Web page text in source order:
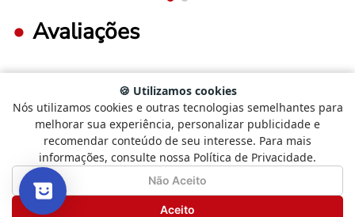
Avaliações
FAÇA LOGIN PARA ESCREVER UMA AVALIAÇÃO.
Mais recentes Todos
Carregando avaliações…
🍪 Utilizamos cookies
Nós utilizamos cookies e outras tecnologias semelhantes para
melhorar sua experiência, personalizar publicidade e
recomendar conteúdo de seu interesse. Para mais
informações, consulte nossa Política de Privacidade.
Não Aceito
Aceito
Como está sendo sua experiência?
Selecione
uma
opção
a
5
Não Satisfeito
Seguinte